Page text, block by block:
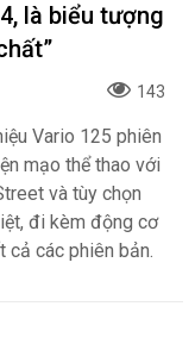
là biểu tượng
143
Vario 125 phiên
mạo thể thao với
và tùy chọn
đi kèm động cơ
cả các phiên bản.